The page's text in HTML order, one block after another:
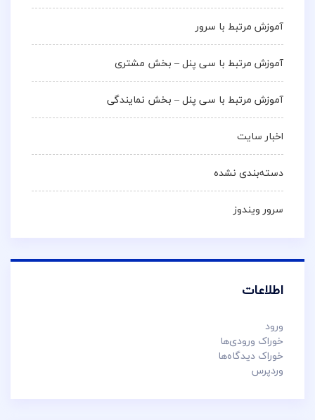
آموزش مرتبط با سرور
آموزش مرتبط با سی پنل – بخش مشتری
آموزش مرتبط با سی پنل – بخش نمایندگی
اخبار سایت
دسته‌بندی نشده
سرور ویندوز
اطلاعات
ورود
خوراک ورودی‌ها
خوراک دیدگاه‌ها
وردپرس